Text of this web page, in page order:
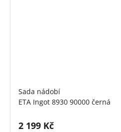
Sada nádobí
ETA Ingot 8930 90000 černá
Cena s DPH:
2 199 Kč